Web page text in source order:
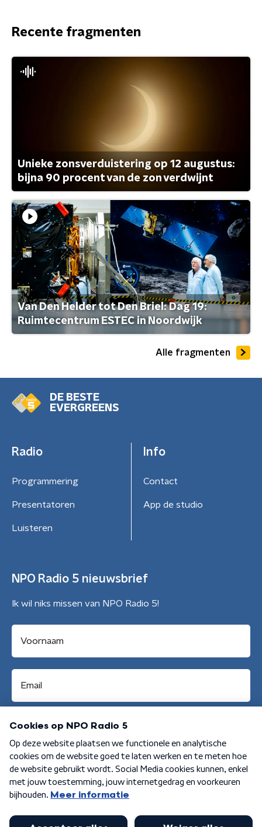
Recente fragmenten
Unieke zonsverduistering op 12 augustus:
bijna 90 procent van de zon verdwijnt
Van Den Helder tot Den Briel: Dag 19:
Ruimtecentrum ESTEC in Noordwijk
Alle fragmenten
DE BESTE
EVERGREENS
Radio
Programmering
Presentatoren
Luisteren
Info
Contact
App de studio
NPO Radio 5 nieuwsbrief
Ik wil niks missen van NPO Radio 5!
Aanmelden
Algemene voorwaarden Privacybeleid